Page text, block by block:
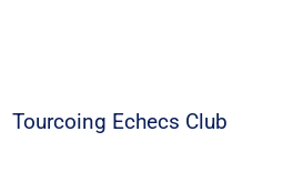
Tourcoing Echecs Club